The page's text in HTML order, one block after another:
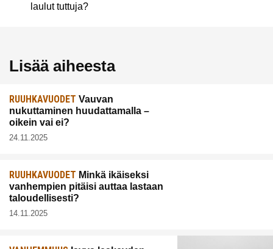
laulut tuttuja?
Lisää aiheesta
RUUHKAVUODET Vauvan
nukuttaminen huudattamalla –
oikein vai ei?
24.11.2025
RUUHKAVUODET Minkä ikäiseksi
vanhempien pitäisi auttaa lastaan
taloudellisesti?
14.11.2025